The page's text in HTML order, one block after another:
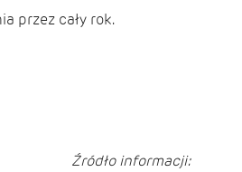
przez cały rok.
Źródło informacji: